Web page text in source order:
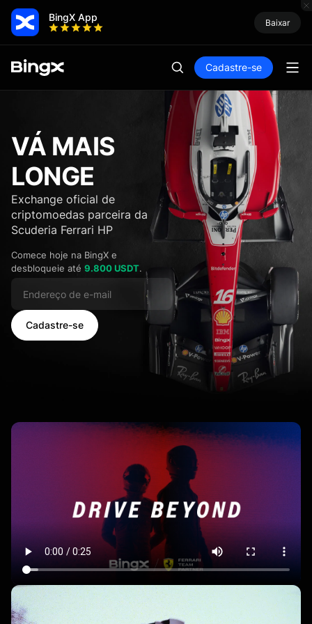
BingX App Baixar
Cadastre-se
VÁ MAIS
LONGE
Exchange oficial de
criptomoedas parceira da
Scuderia Ferrari HP
Comece hoje na BingX e
desbloqueie até 9.800 USDT.
Cadastre-se